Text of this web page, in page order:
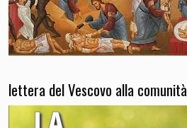
lettera del Vescovo alla comunità